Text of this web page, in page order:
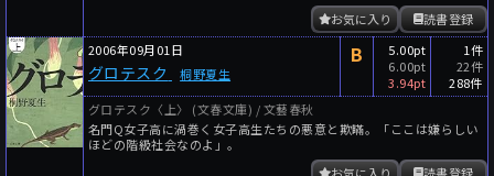
読書登録
お気に入り
2006年09月01日
グロテスク 桐野夏生
B
5.00pt
6.00pt
3.94pt
1件
22件
288件
グロテスク〈上〉 (文春文庫) / 文藝春秋
名門Q女子高に渦巻く女子高生たちの悪意と欺瞞。「ここは嫌らしい
ほどの階級社会なのよ」。
読書登録
お気に入り